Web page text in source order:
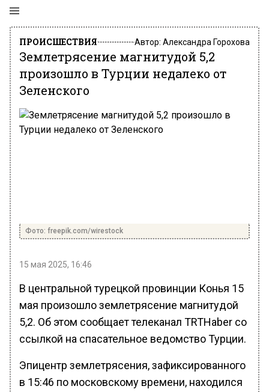
ПРОИСШЕСТВИЯ Автор: Александра Горохова
Землетрясение магнитудой 5,2
произошло в Турции недалеко от
Зеленского
Фото: freepik.com/wirestock
15 мая 2025, 16:46
В центральной турецкой провинции Конья 15
мая произошло землетрясение магнитудой
5,2. Об этом сообщает телеканал TRTHaber со
ссылкой на спасательное ведомство Турции.
Эпицентр землетрясения, зафиксированного
в 15:46 по московскому времени, находился